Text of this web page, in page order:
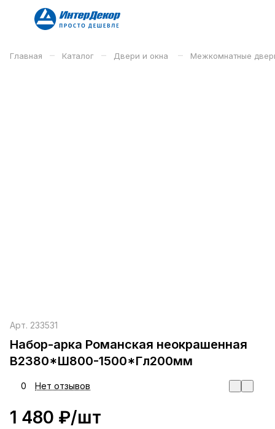
Главная – Каталог – Двери и окна – Межкомнатные
Арт. 233531
Набор-арка Романская неокрашенная
В2380*Ш800-1500*Гл200мм
0 Нет отзывов
1 480 ₽/шт